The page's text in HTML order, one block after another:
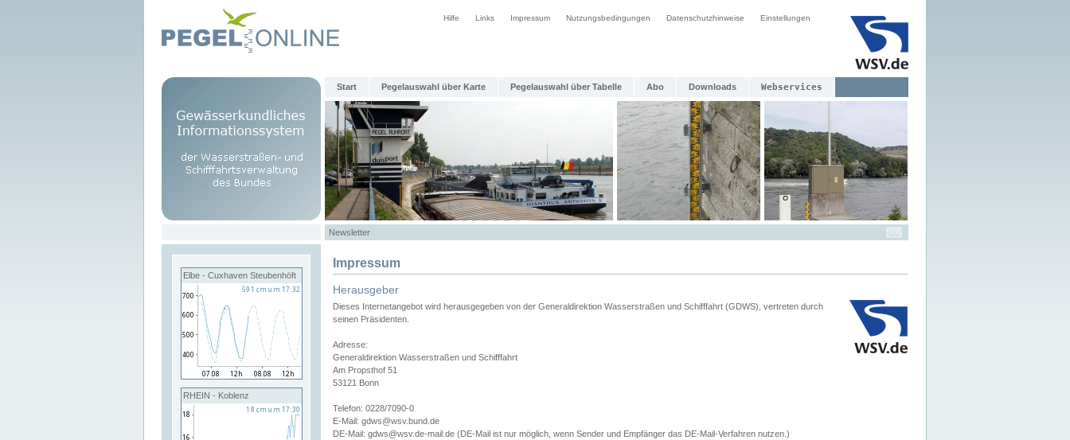
Hilfe Links Impressum Nutzungsbedingungen Datenschutzhinweise Einstellungen
Start Pegelauswahl über Karte Pegelauswahl über Tabelle Abo Downloads Webservices
Newsletter
Elbe - Cuxhaven Steubenhöft
RHEIN - Koblenz
Impressum
Herausgeber
Dieses Internetangebot wird herausgegeben von der Generaldirektion Wasserstraßen und Schifffahrt (GDWS), vertreten durch
seinen Präsidenten.
Adresse:
Generaldirektion Wasserstraßen und Schifffahrt
Am Propsthof 51
53121 Bonn
Telefon: 0228/7090-0
E-Mail: gdws@wsv.bund.de
DE-Mail: gdws@wsv.de-mail.de (DE-Mail ist nur möglich, wenn Sender und Empfänger das DE-Mail-Verfahren nutzen.)